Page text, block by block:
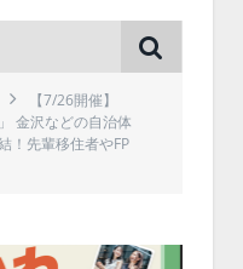
【7/26開催】
金沢などの自治体
！先輩移住者やFP